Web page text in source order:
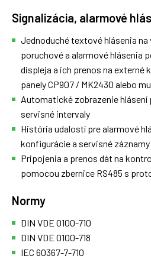
Signalizácia, alarmové
Jednoduché textové hlásenia
poruchové a alarmové hlásenia
displeja a ich prenos na externé
panely CP907 / MK2430 alebo
Automatické zobrazenie hlásení
servisné intervaly
História udalostí pre alarmové
konfigurácie a servisné záznamy
Pripojenia a prenos dát na
pomocou zbernice RS485 s
Normy
DIN VDE 0100-710
DIN VDE 0100-718
IEC 60367-7-710